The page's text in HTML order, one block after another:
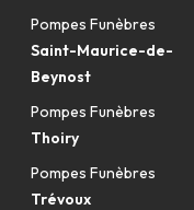
Pompes Funèbres
Saint-Maurice-de-
Beynost
Pompes Funèbres
Thoiry
Pompes Funèbres
Trévoux